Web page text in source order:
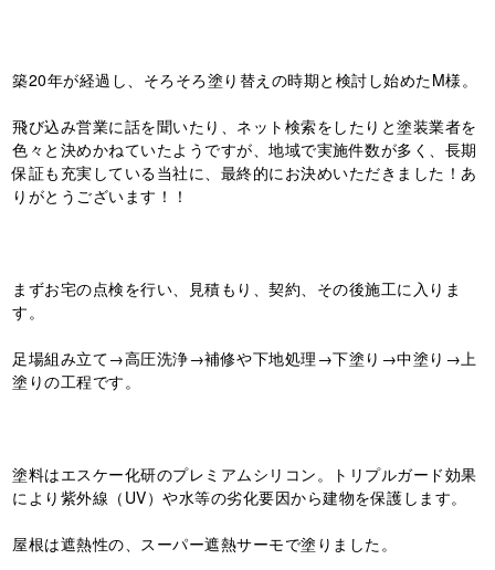
築20年が経過し、そろそろ塗り替えの時期と検討し始めたM様。
飛び込み営業に話を聞いたり、ネット検索をしたりと塗装業者を
色々と決めかねていたようですが、地域で実施件数が多く、長期
保証も充実している当社に、最終的にお決めいただきました！あ
りがとうございます！！
まずお宅の点検を行い、見積もり、契約、その後施工に入りま
す。
足場組み立て→高圧洗浄→補修や下地処理→下塗り→中塗り→上
塗りの工程です。
塗料はエスケー化研のプレミアムシリコン。トリプルガード効果
により紫外線（UV）や水等の劣化要因から建物を保護します。
屋根は遮熱性の、スーパー遮熱サーモで塗りました。